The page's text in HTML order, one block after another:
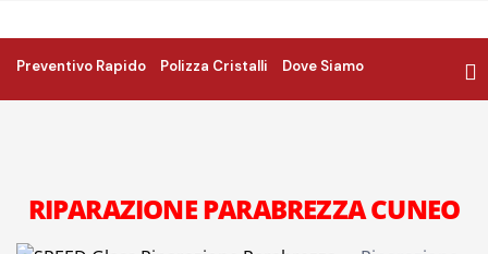
Preventivo Rapido Polizza Cristalli Dove Siamo
RIPARAZIONE PARABREZZA CUNEO